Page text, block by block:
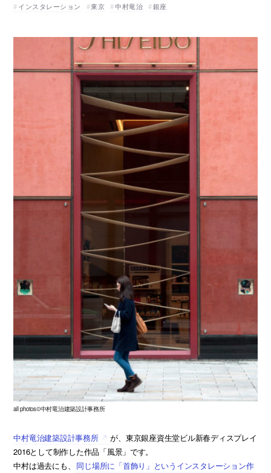
インスタレーション
東京 中村竜治 銀座
all photos©中村竜治建築設計事務所
中村竜治建築設計事務所
が、東京銀座資生堂ビル新春ディスプレイ
2016として制作した作品「風景」です。
中村は過去にも、
同じ場所に「首飾り」というインスタレーション作